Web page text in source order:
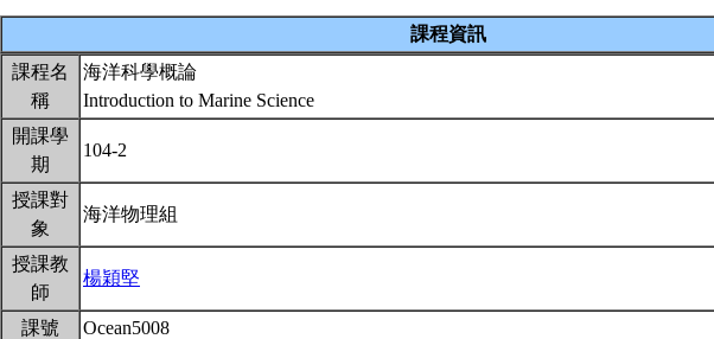
課程資訊
課程名
稱
海洋科學概論
Introduction to Marine Science
開課學
期
104-2
授課對
象
海洋物理組
授課教
師
楊穎堅
課號
Ocean5008